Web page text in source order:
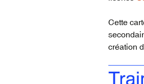
Cette
création